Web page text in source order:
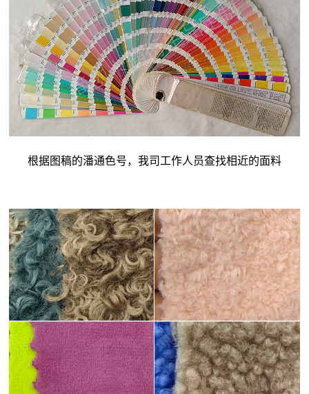
根据图稿的潘通色号，我司工作人员查找相近的面料